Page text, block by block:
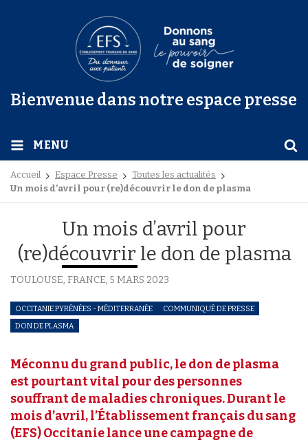
Bienvenue dans notre espace presse
MENU
Accueil Espace Presse
Toutes les actualités
Un mois d’avril pour (re)découvrir le don de plasma
Un mois d’avril pour
(re)découvrir le don de plasma
TOULOUSE, FRANCE, 5 MARS 2023
OCCITANIE PYRÉNÉES - MÉDITERRANÉE
COMMUNIQUÉ DE PRESSE
DON DE PLASMA
Méconnu du grand public, le don de plasma
est pourtant vital pour des personnes
souffrant de maladies chroniques. Durant le
mois d’avril, l’Établissement français du sang
(EFS) Occitanie lance une campagne de